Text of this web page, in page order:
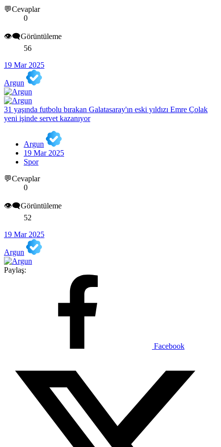
💬Cevaplar
0
👁️‍🗨️Görüntüleme
56
19 Mar 2025
Argun
31 yaşında futbolu bırakan Galatasaray'ın eski yıldızı Emre Çolak
yeni işinde servet kazanıyor
Argun
19 Mar 2025
Spor
💬Cevaplar
0
👁️‍🗨️Görüntüleme
52
19 Mar 2025
Argun
Paylaş:
Facebook